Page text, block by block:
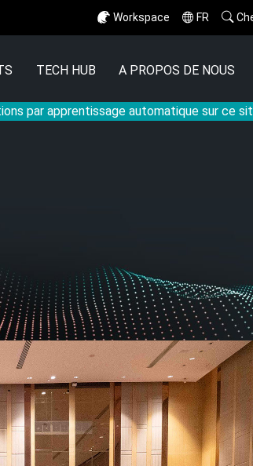
Workspace FR
par apprentissage automatique sur ce
TECH HUB A PROPOS DE NOUS